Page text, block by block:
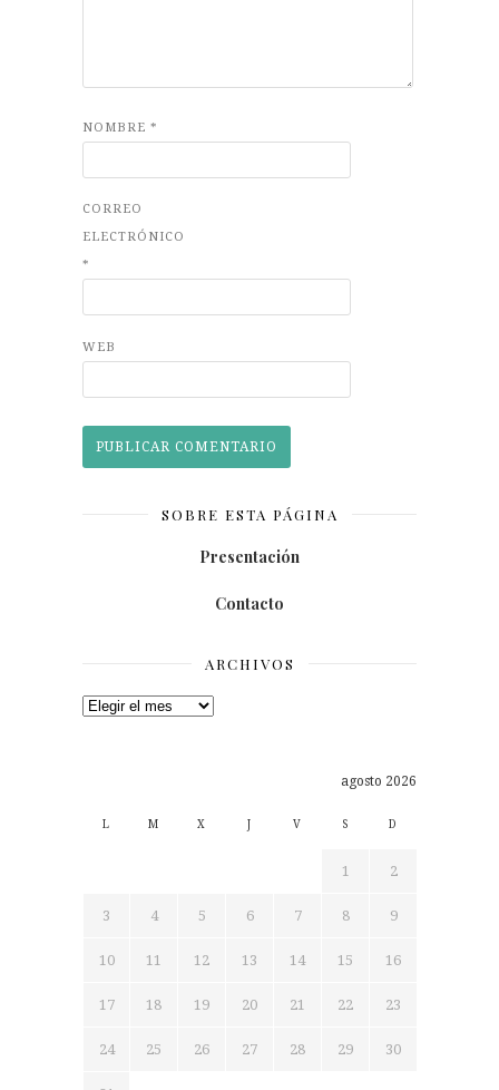
NOMBRE *
CORREO
ELECTRÓNICO
*
WEB
SOBRE ESTA PÁGINA
Presentación
Contacto
ARCHIVOS
Archivos
agosto 2026
L M X J V S D
1 2
3 4 5 6 7 8 9
10 11 12 13 14 15 16
17 18 19 20 21 22 23
24 25 26 27 28 29 30